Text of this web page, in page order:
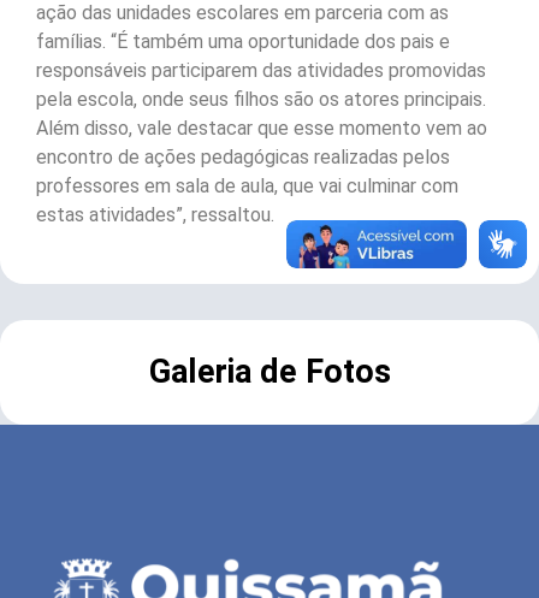
ação das unidades escolares em parceria com as
famílias. “É também uma oportunidade dos pais e
responsáveis participarem das atividades promovidas
pela escola, onde seus filhos são os atores principais.
Além disso, vale destacar que esse momento vem ao
encontro de ações pedagógicas realizadas pelos
professores em sala de aula, que vai culminar com
estas atividades”, ressaltou.
Galeria de Fotos